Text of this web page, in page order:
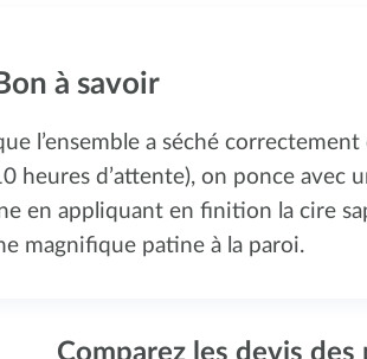
l’ensemble a séché
heures d’attente), on ponce avec
en appliquant en finition la cire
magnifique patine à la paroi.
Comparez les devis des